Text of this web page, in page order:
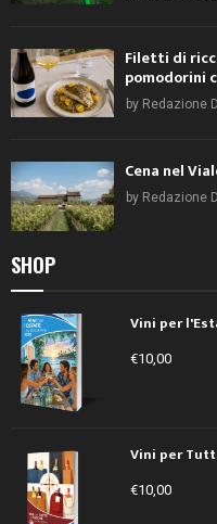
Filetti di
pomodorini
by Redazione
Cena nel
by Redazione
SHOP
Vini per
€10,00
Vini per
€10,00